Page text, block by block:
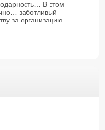
В этом
заботливый
за организацию